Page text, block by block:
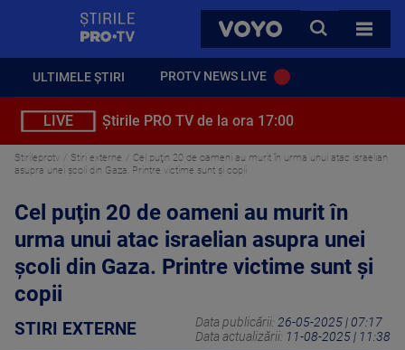
VOYO
CAUTA
TOATE
ULTIMELE ȘTIRI PROTV NEWS LIVE
LIVE Știrile PRO TV de la ora 17:00
Stirileprotv Stiri externe
Cel puţin 20 de oameni au murit în urma unui atac israelian
asupra unei şcoli din Gaza. Printre victime sunt și copii
Cel puţin 20 de oameni au murit în
urma unui atac israelian asupra unei
şcoli din Gaza. Printre victime sunt și
copii
STIRI EXTERNE Data publicării: 26-05-2025 | 07:17
Data actualizării: 11-08-2025 | 11:38